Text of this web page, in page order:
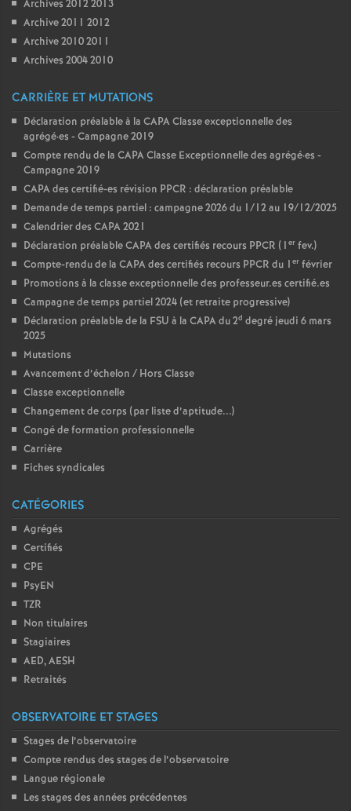
Archives 2012 2013
Archive 2011 2012
Archive 2010 2011
Archives 2004 2010
CARRIÈRE ET MUTATIONS
Déclaration préalable à la CAPA Classe exceptionnelle des
agrégé·es - Campagne 2019
Compte rendu de la CAPA Classe Exceptionnelle des agrégé·es -
Campagne 2019
CAPA des certifié-es révision PPCR : déclaration préalable
Demande de temps partiel : campagne 2026 du 1/12 au 19/12/2025
Calendrier des CAPA 2021
Déclaration préalable CAPA des certifiés recours PPCR (1 er fev.)
Compte-rendu de la CAPA des certifiés recours PPCR du 1 er février
Promotions à la classe exceptionnelle des professeur.es certifié.es
Campagne de temps partiel 2024 (et retraite progressive)
Déclaration préalable de la FSU à la CAPA du 2d degré jeudi 6 mars
2025
Mutations
Avancement d’échelon / Hors Classe
Classe exceptionnelle
Changement de corps (par liste d’aptitude...)
Congé de formation professionnelle
Carrière
Fiches syndicales
CATÉGORIES
Agrégés
Certifiés
CPE
PsyEN
TZR
Non titulaires
Stagiaires
AED, AESH
Retraités
OBSERVATOIRE ET STAGES
Stages de l’observatoire
Compte rendus des stages de l’observatoire
Langue régionale
Les stages des années précédentes